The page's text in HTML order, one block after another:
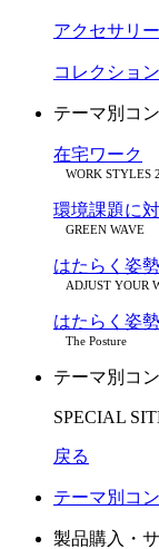
アクセサリー
コレクション
テーマ別コ
在宅ワーク
WORK STYLES
環境課題に
GREEN WAVE
はたらく姿
ADJUST YOUR
はたらく姿
The Posture
テーマ別コ
SPECIAL
戻る
テーマ別コ
製品購入・